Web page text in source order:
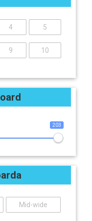
4 5
9 10
203
Mid-wide